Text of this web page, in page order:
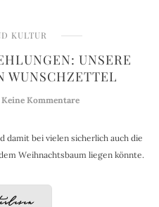
KULTUR
UNSERE
WUNSCHZETTEL
Keine Kommentare
damit bei vielen sicherlich auch die
Weihnachtsbaum liegen könnte.